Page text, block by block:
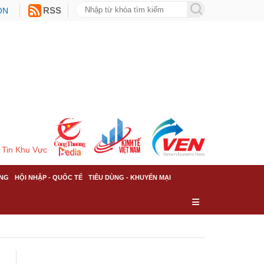
RSS
Tin Khu Vực
HỘI NHẬP - QUỐC TẾ TIÊU DÙNG - KHUYẾN MẠI